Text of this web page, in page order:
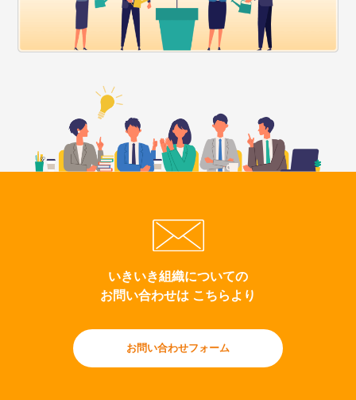
いきいき組織についての
お問い合わせは こちらより
お問い合わせフォーム